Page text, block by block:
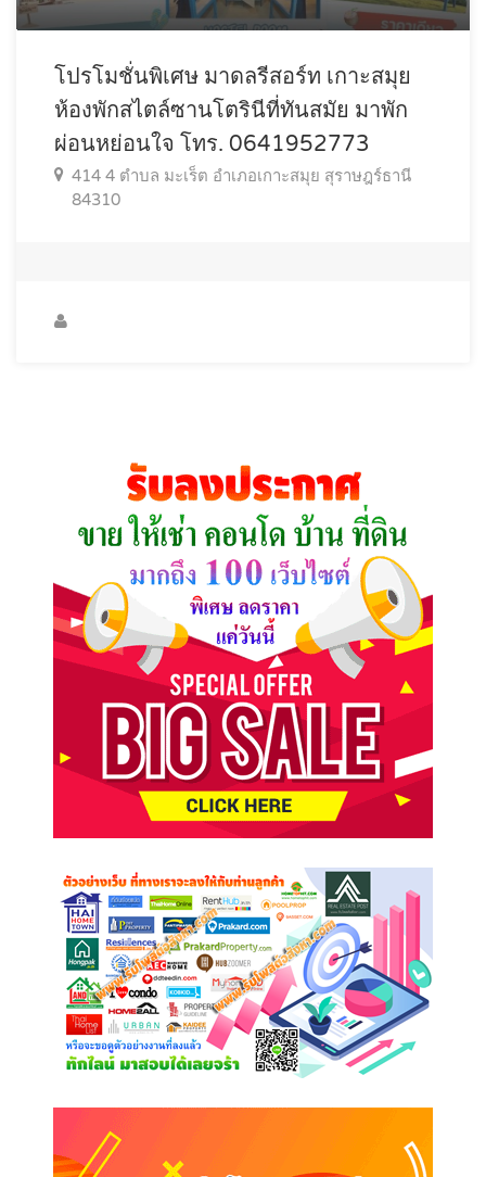
โปรโมชั่นพิเศษ มาดลรีสอร์ท เกาะสมุย
ห้องพักสไตล์ซานโตรินีที่ทันสมัย มาพัก
ผ่อนหย่อนใจ โทร. 0641952773
414 4 ตำบล มะเร็ต อำเภอเกาะสมุย สุราษฎร์ธานี
84310